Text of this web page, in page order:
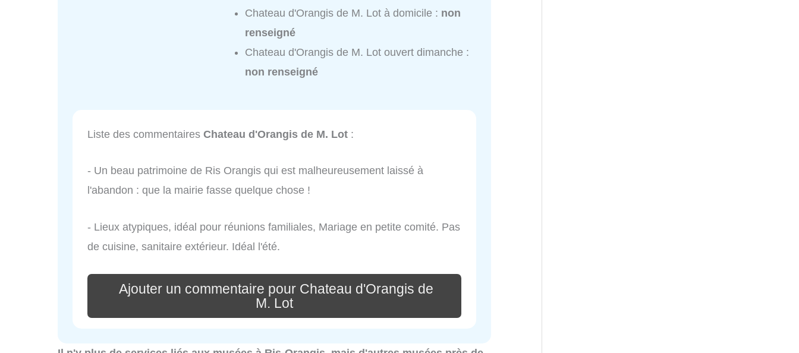
Chateau d'Orangis de M. Lot à domicile : non
renseigné
Chateau d'Orangis de M. Lot ouvert dimanche :
non renseigné
Liste des commentaires Chateau d'Orangis de M. Lot :
- Un beau patrimoine de Ris Orangis qui est malheureusement laissé à
l'abandon : que la mairie fasse quelque chose !
- Lieux atypiques, idéal pour réunions familiales, Mariage en petite comité. Pas
de cuisine, sanitaire extérieur. Idéal l'été.
Ajouter un commentaire pour Chateau d'Orangis de
M. Lot